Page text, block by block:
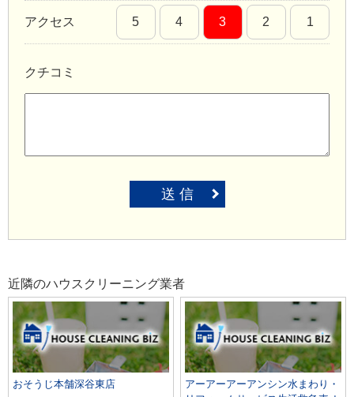
アクセス 5 4 3 2 1
クチコミ
送 信
近隣のハウスクリーニング業者
おそうじ本舗深谷東店
アーアーアーアンシン水まわり・